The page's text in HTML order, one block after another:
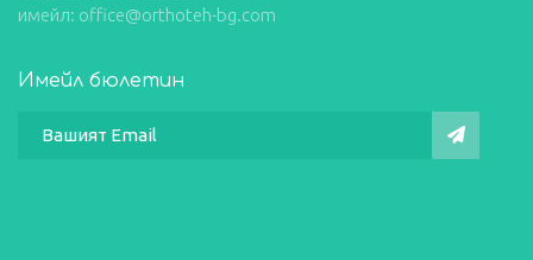
имейл: office@orthoteh-bg.com
Имейл бюлетин